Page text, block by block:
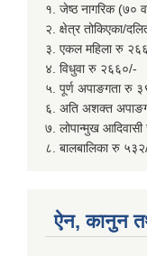
१. जेष्ठ नागरिक (७०
२. क्षेत्र तोकिएका/
३. एकल महिला रु
४. विधुवा रु २६६०/-
५. पूर्ण अपाङगता रु
६. अति अशक्त
७. लोपान्मुख
८. बालबालिका रु
ऐन, कानुन